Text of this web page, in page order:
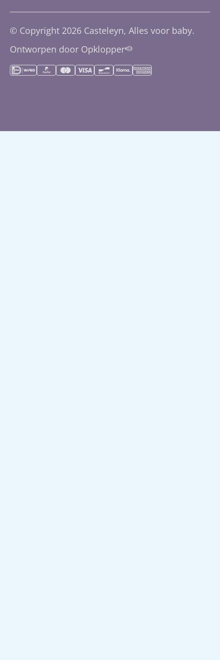
Buggy's
Accessoires
Slapen
Montessori
Herroepingsrecht
0113-227623
© Copyright 2026 Casteleyn, Alles voor baby.
Ontworpen door Opklopper